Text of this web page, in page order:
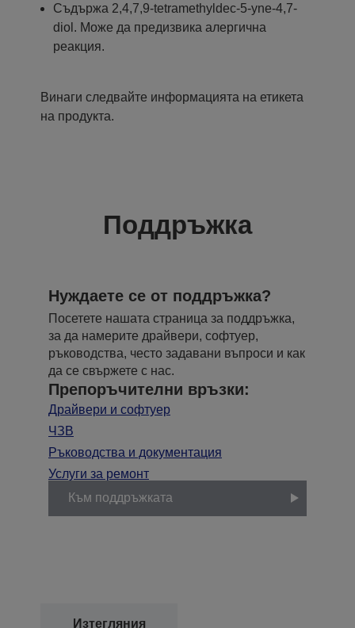
Съдържа 2,4,7,9-tetramethyldec-5-yne-4,7-
diol. Може да предизвика алергична
реакция.
Винаги следвайте информацията на етикета
на продукта.
Поддръжка
Нуждаете се от поддръжка?
Посетете нашата страница за поддръжка,
за да намерите драйвери, софтуер,
ръководства, често задавани въпроси и как
да се свържете с нас.
Препоръчителни връзки:
Драйвери и софтуер
ЧЗВ
Ръководства и документация
Услуги за ремонт
Към поддръжката
Изтегляния